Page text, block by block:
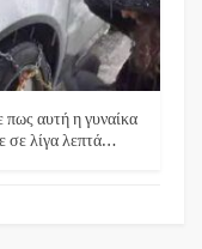
πως αυτή η γυναίκα
σε λίγα λεπτά…